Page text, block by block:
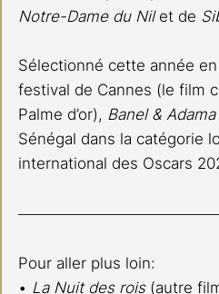
Notre-Dame du Nil et de
Sélectionné cette année
festival de Cannes (le film
Palme d’or), Banel & Adama
Sénégal dans la catégorie
international des Oscars
Pour aller plus loin:
• La Nuit des rois (autre